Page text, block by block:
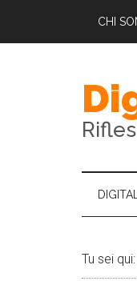
CHI
Tu sei qui: